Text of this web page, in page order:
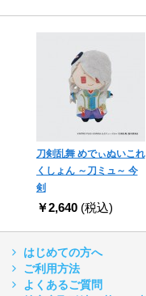
刀剣乱舞 めでぃぬいこれ
くしょん ～刀ミュ～ 今
剣
￥2,640 (税込)
はじめての方へ
ご利用方法
よくあるご質問